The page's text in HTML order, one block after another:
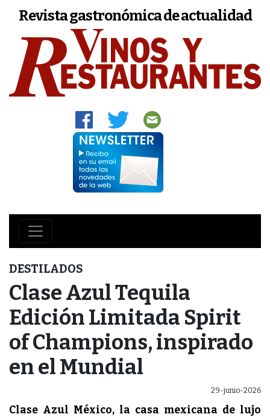
Revista gastronómica de actualidad
DESTILADOS
Clase Azul Tequila
Edición Limitada Spirit
of Champions, inspirado
en el Mundial
29-junio-2026
Clase Azul México, la casa mexicana de lujo